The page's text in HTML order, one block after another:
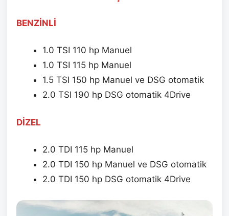
BENZİNLİ
1.0 TSI 110 hp Manuel
1.0 TSI 115 hp Manuel
1.5 TSI 150 hp Manuel ve DSG otomatik
2.0 TSI 190 hp DSG otomatik 4Drive
DİZEL
2.0 TDI 115 hp Manuel
2.0 TDI 150 hp Manuel ve DSG otomatik
2.0 TDI 150 hp DSG otomatik 4Drive